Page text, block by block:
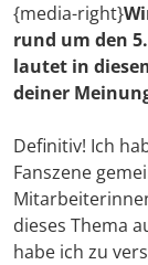
{media-right}
rund um den
lautet in
deiner
Definitiv! Ich
Fanszene
dieses Thema
habe ich zu